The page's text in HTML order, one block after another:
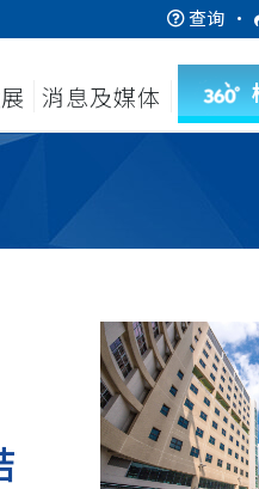
查询 ·
消息及媒体